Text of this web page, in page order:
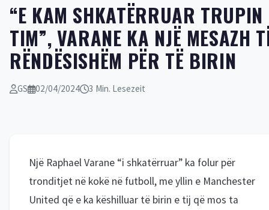
“E KAM SHKATËRRUAR TRUPIN
TIM”, VARANE KA NJË MESAZH
RËNDËSISHËM PËR TË BIRIN
GS 02/04/2024 3 Min. Lesezeit
Një Raphael Varane “i shkatërruar” ka folur për
tronditjet në kokë në futboll, me yllin e Manchester
United që e ka këshilluar të birin e tij që mos ta